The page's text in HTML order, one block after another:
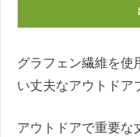
グラフェン繊維を使
い丈夫なアウトドア
アウトドアで重要な